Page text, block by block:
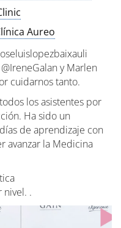
Aureo
@IreneGalany Marlen
cuidarnos tanto.
los asistentes por
Ha sido un
de aprendizaje con
avanzar la Medicina
.